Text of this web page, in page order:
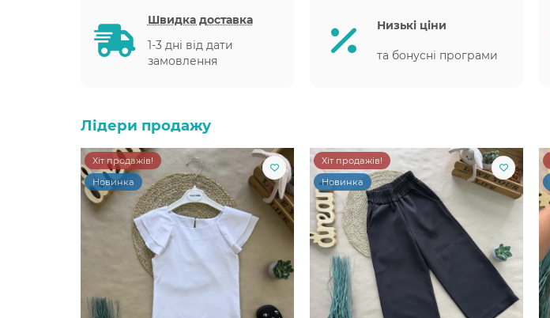
Швидка доставка
1-3 дні від дати
замовлення
Низькі ціни
та бонусні програми
Лідери продажу
Хіт продажів!
Новинка
Хіт продажів!
Новинка